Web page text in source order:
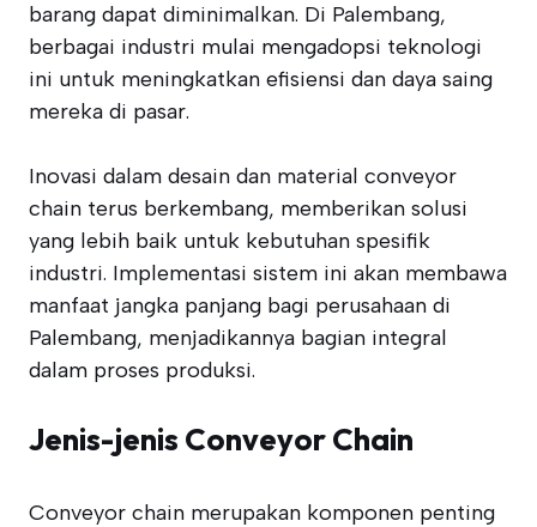
barang dapat diminimalkan. Di Palembang,
berbagai industri mulai mengadopsi teknologi
ini untuk meningkatkan efisiensi dan daya saing
mereka di pasar.
Inovasi dalam desain dan material conveyor
chain terus berkembang, memberikan solusi
yang lebih baik untuk kebutuhan spesifik
industri. Implementasi sistem ini akan membawa
manfaat jangka panjang bagi perusahaan di
Palembang, menjadikannya bagian integral
dalam proses produksi.
Jenis-jenis Conveyor Chain
Conveyor chain merupakan komponen penting